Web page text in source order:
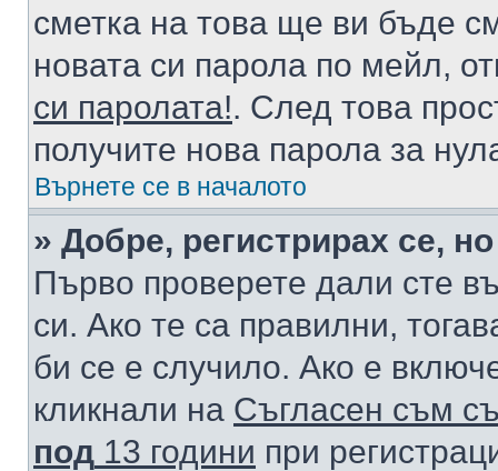
сметка на това ще ви бъде
новата си парола по мейл,
си паролата!. След това
получите нова парола за
Върнете се в началото
» Добре, регистрирах се,
Първо проверете дали сте
си. Ако те са правилни,
би се е случило. Ако е
кликнали на Съгласен съм
под 13 години при